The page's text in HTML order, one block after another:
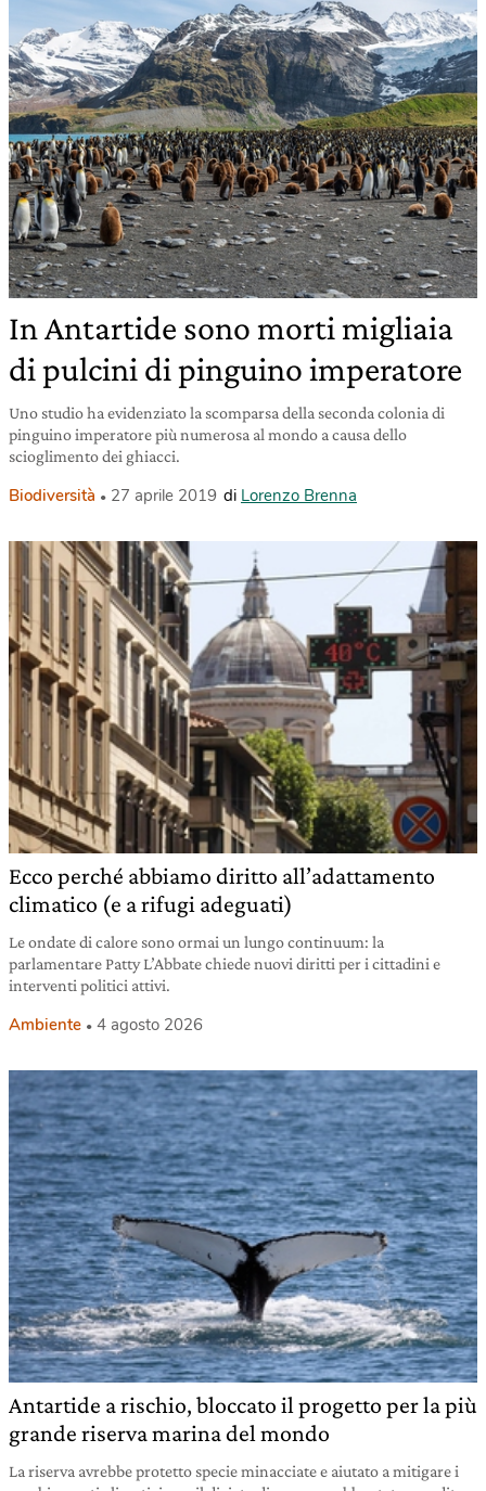
In Antartide sono morti migliaia
di pulcini di pinguino imperatore
Uno studio ha evidenziato la scomparsa della seconda colonia di
pinguino imperatore più numerosa al mondo a causa dello
scioglimento dei ghiacci.
Biodiversità 27 aprile 2019 di Lorenzo Brenna
Ecco perché abbiamo diritto all’adattamento
climatico (e a rifugi adeguati)
Le ondate di calore sono ormai un lungo continuum: la
parlamentare Patty L’Abbate chiede nuovi diritti per i cittadini e
interventi politici attivi.
Ambiente 4 agosto 2026
Antartide a rischio, bloccato il progetto per la più
grande riserva marina del mondo
La riserva avrebbe protetto specie minacciate e aiutato a mitigare i